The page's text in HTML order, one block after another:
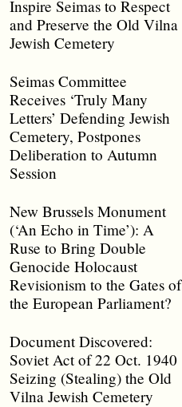
Inspire Seimas to Respect
and Preserve the Old Vilna
Jewish Cemetery
Seimas Committee
Receives ‘Truly Many
Letters’ Defending Jewish
Cemetery, Postpones
Deliberation to Autumn
Session
New Brussels Monument
(‘An Echo in Time’): A
Ruse to Bring Double
Genocide Holocaust
Revisionism to the Gates of
the European Parliament?
Document Discovered:
Soviet Act of 22 Oct. 1940
Seizing (Stealing) the Old
Vilna Jewish Cemetery